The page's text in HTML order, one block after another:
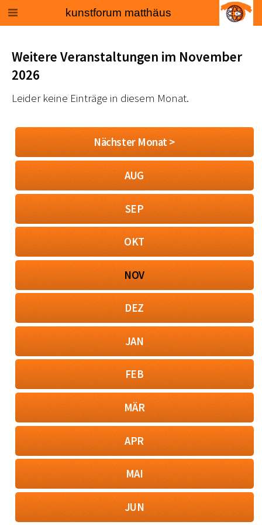
Weitere Veranstaltungen im November
2026
Leider keine Einträge in diesem Monat.
Nächster Monat >
AUG
SEP
OKT
NOV
DEZ
JAN
FEB
MÄR
APR
MAI
JUN
kunstforum matthäus